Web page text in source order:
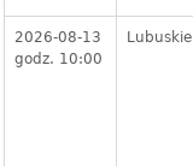
2026-08-13
godz. 10:00
Lubuskie